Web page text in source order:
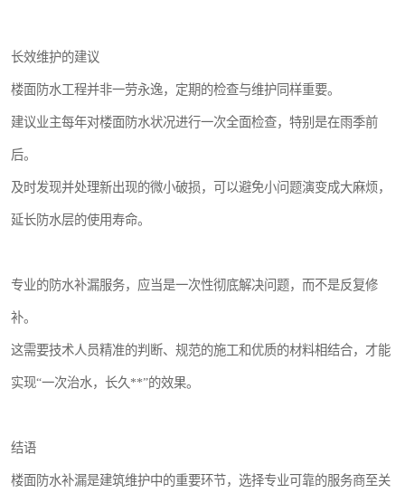
长效维护的建议
楼面防水工程并非一劳永逸，定期的检查与维护同样重要。
建议业主每年对楼面防水状况进行一次全面检查，特别是在雨季前
后。
及时发现并处理新出现的微小破损，可以避免小问题演变成大麻烦，
延长防水层的使用寿命。
专业的防水补漏服务，应当是一次性彻底解决问题，而不是反复修
补。
这需要技术人员精准的判断、规范的施工和优质的材料相结合，才能
实现“一次治水，长久**”的效果。
结语
楼面防水补漏是建筑维护中的重要环节，选择专业可靠的服务商至关